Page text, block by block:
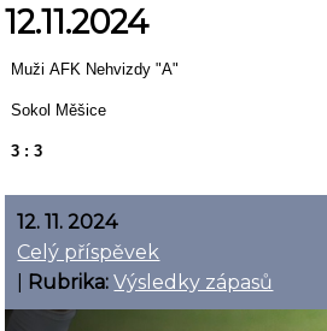
12.11.2024
Muži AFK Nehvizdy "A"
Sokol Měšice
3 : 3
12. 11. 2024
Celý příspěvek
Rubrika: Výsledky zápasů